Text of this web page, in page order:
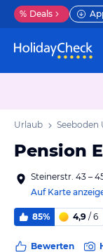
% Deals
Urlaub Seeboden
Pension
Steinerstr. 43 –
Auf Karte
85% 4,9 / 6
Bewerten